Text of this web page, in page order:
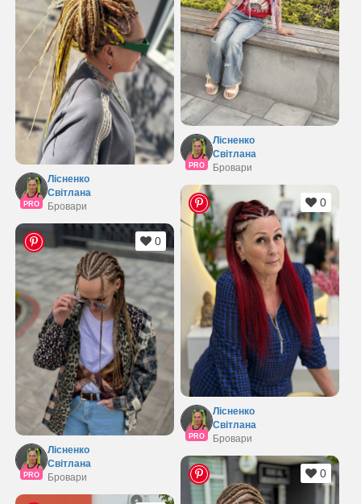
PRO
Лісненко
Світлана
Бровари
PRO
Лісненко
Світлана
Бровари
PRO
Лісненко
Світлана
Бровари
0
PRO
Лісненко
Світлана
Бровари
0
0